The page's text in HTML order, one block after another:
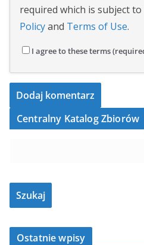
required which is subject
Policyand Terms of Use.
I agree to these terms
Centralny Katalog Zbiorów
Ostatnie wpisy